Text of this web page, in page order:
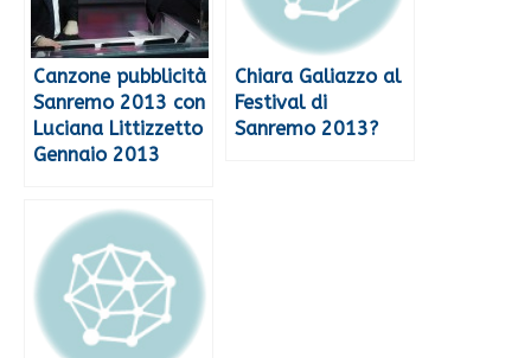
Canzone pubblicità
Sanremo 2013 con
Luciana Littizzetto
Gennaio 2013
Chiara Galiazzo al
Festival di
Sanremo 2013?